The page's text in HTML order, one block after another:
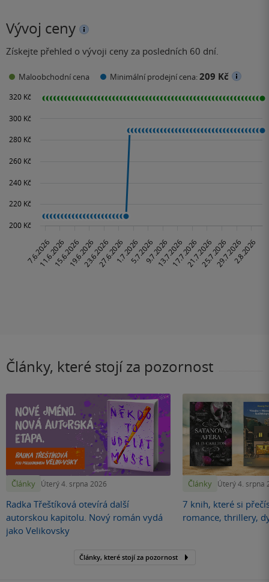
Vývoj ceny
Získejte přehled o vývoji ceny za posledních 60 dní.
Maloobchodní cena Minimální prodejní cena:209 Kč
Články, které stojí za pozornost
Články Úterý 4. srpna 2026
Radka Třeštíková otevírá další
autorskou kapitolu. Nový román vydá
jako Velikovsky
Články Úterý 4. srpna
7 knih, které si
romance, thrillery,
Články, které stojí za pozornost